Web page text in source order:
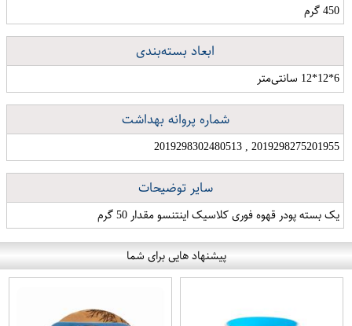
450 گرم
ابعاد بسته‌بندی
6*12*12 سانتی‌متر
شماره پروانه بهداشت
2019298275201955 , 2019298302480513
سایر توضیحات
یک بسته پودر قهوه فوری کلاسیک اینتنسو مقدار 50 گرم
پیشنهاد هایی برای شما